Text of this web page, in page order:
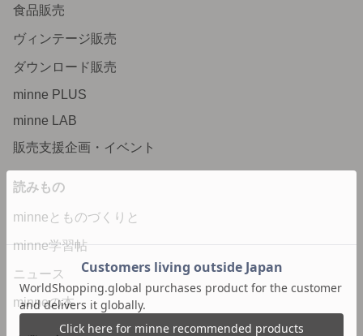
食品販売
ヴィンテージ販売
ダウンロード販売
minne PLUS
minne LAB
販売支援企画・イベント
読みもの
minneとものづくりと
minne学習帖
ニュース
minneの本